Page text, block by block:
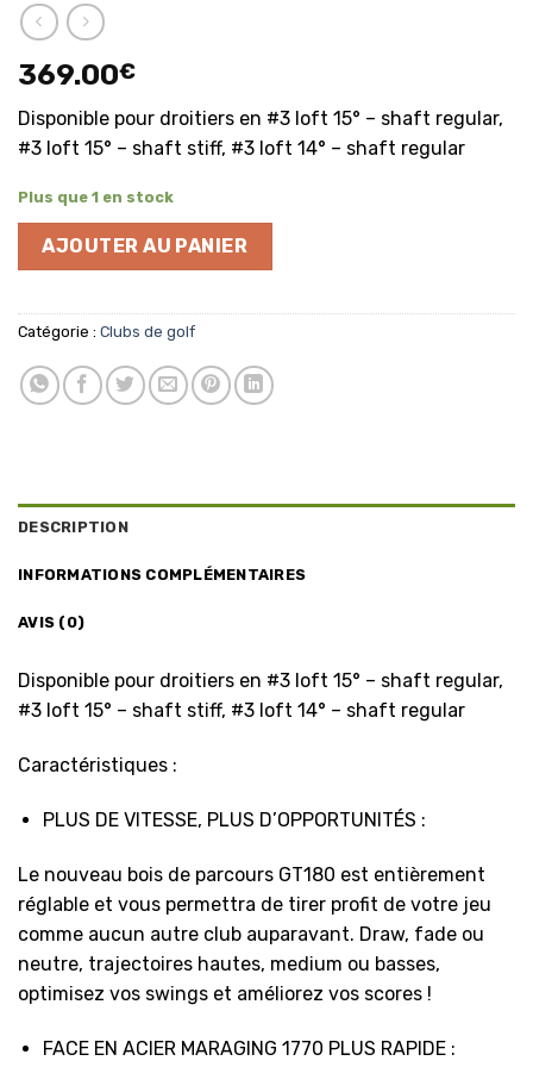
369.00€
Disponible pour droitiers en #3 loft 15° – shaft regular,
#3 loft 15° – shaft stiff, #3 loft 14° – shaft regular
Plus que 1 en stock
AJOUTER AU PANIER
Catégorie : Clubs de golf
DESCRIPTION
INFORMATIONS COMPLÉMENTAIRES
AVIS (0)
Disponible pour droitiers en #3 loft 15° – shaft regular,
#3 loft 15° – shaft stiff, #3 loft 14° – shaft regular
Caractéristiques :
PLUS DE VITESSE, PLUS D’OPPORTUNITÉS :
Le nouveau bois de parcours GT180 est entièrement
réglable et vous permettra de tirer profit de votre jeu
comme aucun autre club auparavant. Draw, fade ou
neutre, trajectoires hautes, medium ou basses,
optimisez vos swings et améliorez vos scores !
FACE EN ACIER MARAGING 1770 PLUS RAPIDE :